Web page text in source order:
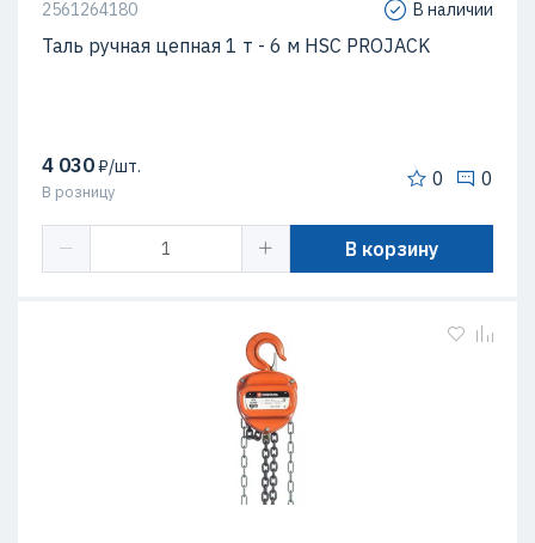
2561264180 В наличии
Таль ручная цепная 1 т - 6 м HSC PROJACK
4 030₽/шт.
В розницу
0 0
В корзину